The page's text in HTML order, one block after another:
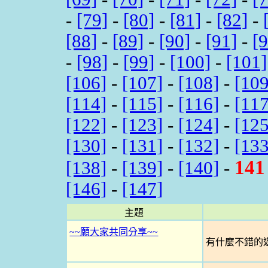
- [79] - [80] - [81] - [82] -
[88] - [89] - [90] - [91] -
- [98] - [99] - [100] - [101]
[106] - [107] - [108] -
[114] - [115] - [116] -
[122] - [123] - [124] -
[130] - [131] - [132] -
[138] - [139] - [140] - 141
[146] - [147]
主題
~~願大家共同分享~~
有什麼不錯的